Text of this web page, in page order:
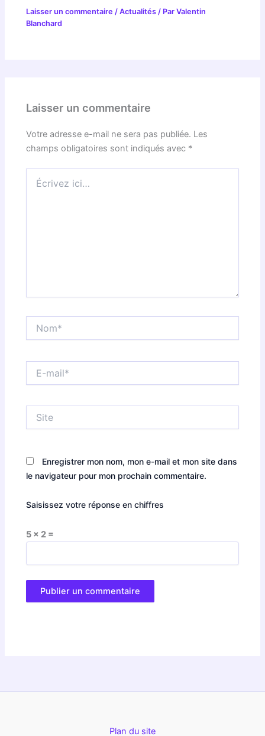
Laisser un commentaire /Actualités / ParValentin
Blanchard
Laisser un commentaire
Votre adresse e-mail ne sera pas publiée. Les
champs obligatoires sont indiqués avec *
ici…
mail*
Enregistrer mon nom, mon e-mail et mon site dans
le navigateur pour mon prochain commentaire.
Saisissez votre réponse en chiffres
5 × 2 =
Plan du site